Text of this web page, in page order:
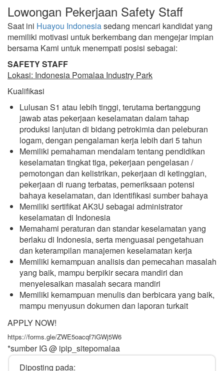
Lowongan Pekerjaan Safety Staff
Saat ini Huayou Indonesiasedang mencari kandidat yang
memiliki motivasi untuk berkembang dan mengejar impian
bersama Kami untuk menempati posisi sebagai:
SAFETY STAFF
Lokasi: Indonesia Pomalaa Industry Park
Kualifikasi
Lulusan S1 atau lebih tinggi, terutama bertanggung
jawab atas pekerjaan keselamatan dalam tahap
produksi lanjutan di bidang petrokimia dan peleburan
logam, dengan pengalaman kerja lebih dari 5 tahun
Memiliki pemahaman mendalam tentang pendidikan
keselamatan tingkat tiga, pekerjaan pengelasan /
pemotongan dan kelistrikan, pekerjaan di ketinggian,
pekerjaan di ruang terbatas, pemeriksaan potensi
bahaya keselamatan, dan identifikasi sumber bahaya
Memiliki sertifikat AK3U sebagai administrator
keselamatan di Indonesia
Memahami peraturan dan standar keselamatan yang
berlaku di Indonesia, serta menguasai pengetahuan
dan keterampilan manajemen keselamatan kerja
Memiliki kemampuan analisis dan pemecahan masalah
yang baik, mampu berpikir secara mandiri dan
menyelesaikan masalah secara mandiri
Memiliki kemampuan menulis dan berbicara yang baik,
mampu menyusun dokumen dan laporan turkait
APPLY NOW!
https://forms.gle/ZWE5oacqf7iGWj5W6
*sumber IG @ ipip_sitepomalaa
Diposting pada: